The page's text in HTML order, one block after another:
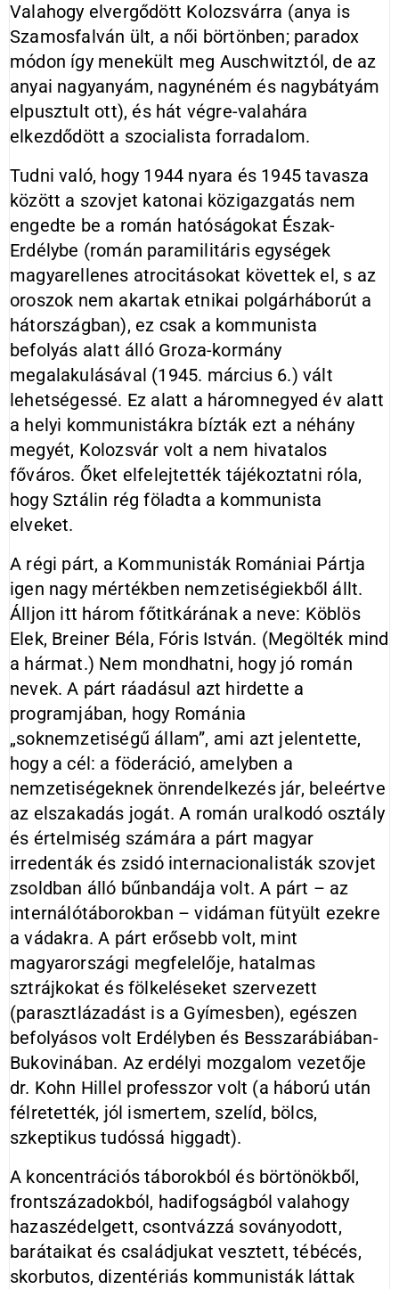
Valahogy elvergődött Kolozsvárra (anya is
Szamosfalván ült, a női börtönben; paradox
módon így menekült meg Auschwitztól, de az
anyai nagyanyám, nagynéném és nagybátyám
elpusztult ott), és hát végre-valahára
elkezdődött a szocialista forradalom.
Tudni való, hogy 1944 nyara és 1945 tavasza
között a szovjet katonai közigazgatás nem
engedte be a román hatóságokat Észak-
Erdélybe (román paramilitáris egységek
magyarellenes atrocitásokat követtek el, s az
oroszok nem akartak etnikai polgárháborút a
hátországban), ez csak a kommunista
befolyás alatt álló Groza-kormány
megalakulásával (1945. március 6.) vált
lehetségessé. Ez alatt a háromnegyed év alatt
a helyi kommunistákra bízták ezt a néhány
megyét, Kolozsvár volt a nem hivatalos
főváros. Őket elfelejtették tájékoztatni róla,
hogy Sztálin rég föladta a kommunista
elveket.
A régi párt, a Kommunisták Romániai Pártja
igen nagy mértékben nemzetiségiekből állt.
Álljon itt három főtitkárának a neve: Köblös
Elek, Brei­ner Béla, Fóris István. (Megölték mind
a hármat.) Nem mondhatni, hogy jó román
nevek. A párt ráadásul azt hirdette a
programjában, hogy Románia
„soknemzetiségű állam”, ami azt jelentette,
hogy a cél: a föderáció, amelyben a
nemzetiségeknek önrendelkezés jár, beleértve
az elszakadás jogát. A román uralkodó osztály
és értelmiség számára a párt magyar
irredenták és zsidó internacionalisták szovjet
zsoldban álló bűnbandája volt. A párt – az
internálótáborokban – vidáman fütyült ezekre
a vádakra. A párt erősebb volt, mint
magyarországi megfelelője, hatalmas
sztrájkokat és fölkeléseket szervezett
(parasztlázadást is a Gyímesben), egészen
befolyásos volt Erdélyben és Besszarábiában-
Bukovinában. Az erdélyi mozgalom vezetője
dr. Kohn Hillel professzor volt (a háború után
félretették, jól ismertem, szelíd, bölcs,
szkeptikus tudóssá higgadt).
A koncentrációs táborokból és börtönökből,
frontszázadokból, hadifogságból valahogy
hazaszédelgett, csontvázzá soványodott,
barátaikat és családjukat vesztett, tébécés,
skorbutos, dizentériás kommunisták láttak